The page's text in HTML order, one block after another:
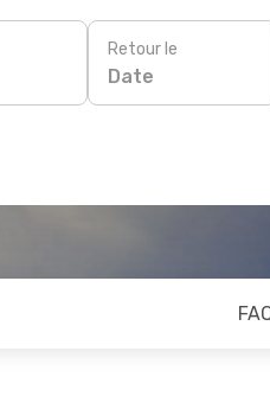
Retour le
Date